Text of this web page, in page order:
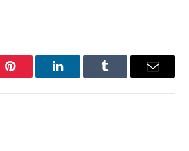
Pinterest LinkedInTumblr Email